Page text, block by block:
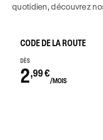
quotidien, découvrez
CODE DE LA ROUTE
DÈS
2,99 €
/MOIS